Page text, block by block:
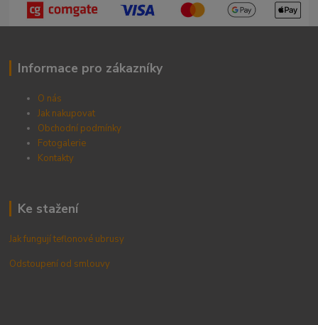
Informace pro zákazníky
O nás
Jak nakupovat
Obchodní podmínky
Fotogalerie
Kontakty
Ke stažení
Jak fungují teflonové ubrusy
Odstoupení od smlouvy